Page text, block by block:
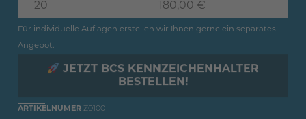
20 180,00 €
Für individuelle Auflagen erstellen wir Ihnen gerne ein separates
Angebot.
JETZT BCS KENNZEICHENHALTER
BESTELLEN!
ARTIKELNUMER Z0100